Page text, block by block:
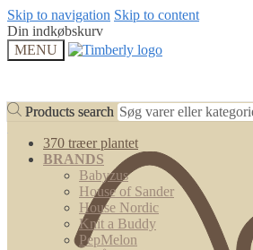
Skip to navigation Skip to content
Din indkøbskurv
MENU
Products search
370 træer plantet
Products search
BRANDS
Babyzus
House of Sander
House Nordic
Knit a Buddy
PepMelon